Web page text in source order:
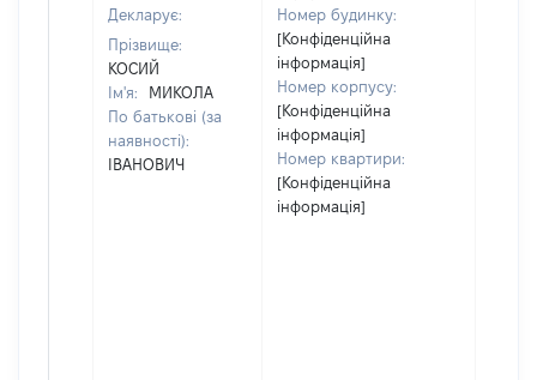
Декларує:
Прізвище:
КОСИЙ
Ім'я:
МИКОЛА
По батькові (за
наявності):
ІВАНОВИЧ
Номер будинку:
[Конфіденційна
інформація]
Номер корпусу:
[Конфіденційна
інформація]
Номер квартири:
[Конфіденційна
інформація]